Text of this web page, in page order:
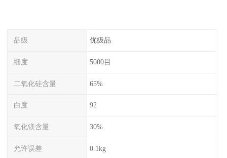
品级 优级品
细度 5000目
二氧化硅含量 65%
白度 92
氧化镁含量 30%
允许误差 0.1kg